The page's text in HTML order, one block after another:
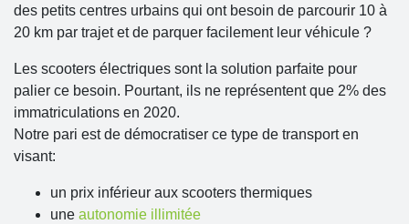
des petits centres urbains qui ont besoin de parcourir 10 à
20 km par trajet et de parquer facilement leur véhicule ?
Les scooters électriques sont la solution parfaite pour
palier ce besoin. Pourtant, ils ne représentent que 2% des
immatriculations en 2020.
Notre pari est de démocratiser ce type de transport en
visant:
un prix inférieur aux scooters thermiques
une autonomie illimitée